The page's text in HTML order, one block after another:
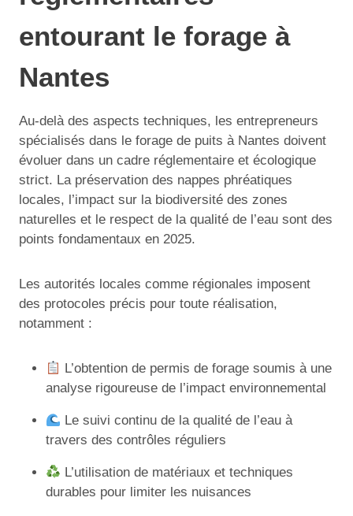
entourant le forage à
Nantes
Au-delà des aspects techniques, les entrepreneurs
spécialisés dans le forage de puits à Nantes doivent
évoluer dans un cadre réglementaire et écologique
strict. La préservation des nappes phréatiques
locales, l’impact sur la biodiversité des zones
naturelles et le respect de la qualité de l’eau sont des
points fondamentaux en 2025.
Les autorités locales comme régionales imposent
des protocoles précis pour toute réalisation,
notamment :
L’obtention de permis de forage soumis à une
analyse rigoureuse de l’impact environnemental
Le suivi continu de la qualité de l’eau à
travers des contrôles réguliers
L’utilisation de matériaux et techniques
durables pour limiter les nuisances